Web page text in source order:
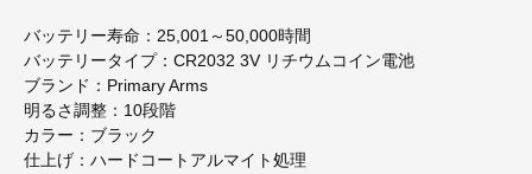
バッテリー寿命：25,001～50,000時間
バッテリータイプ：CR2032 3V リチウムコイン電池
ブランド：Primary Arms
明るさ調整：10段階
カラー：ブラック
仕上げ：ハードコートアルマイト処理